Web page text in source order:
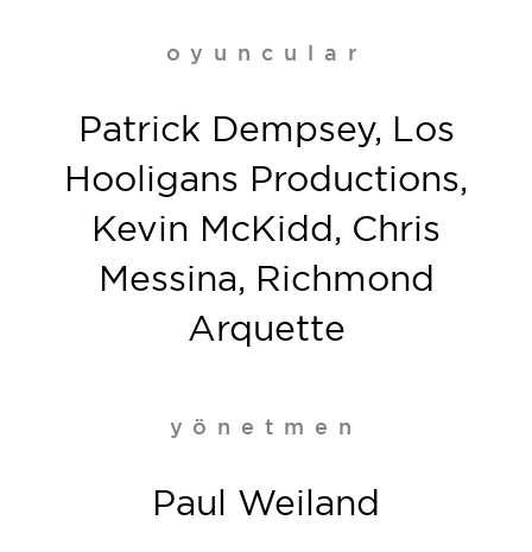
oyuncular
Patrick Dempsey, Los
Hooligans Productions,
Kevin McKidd, Chris
Messina, Richmond
Arquette
yönetmen
Paul Weiland